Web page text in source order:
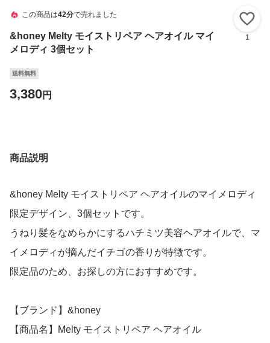
この商品は42分で売れました
&honey Melty モイストリペア ヘアオイル マイ
メロディ 3個セット
1
送料無料
3,380円
商品説明
&honey Melty モイストリペア ヘアオイルのマイメロディ
限定デザイン、3個セットです。
うねり髪をなめらかにするハチミツ美容ヘアオイルで、マ
イメロディが摘んだイチゴの香りが特徴です。
限定品のため、お探しの方におすすめです。
【ブランド】&honey
【商品名】Melty モイストリペア ヘアオイル